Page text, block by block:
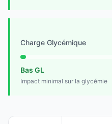
Charge Glycémique
Bas GL
Impact minimal sur la glycémie